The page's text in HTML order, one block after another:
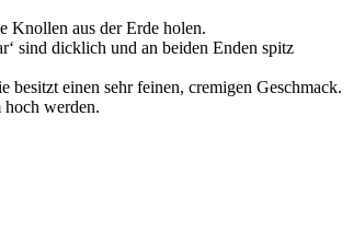
Knollen aus der Erde holen.
sind dicklich und an beiden Enden spitz
einen sehr feinen, cremigen Geschmack.
werden.